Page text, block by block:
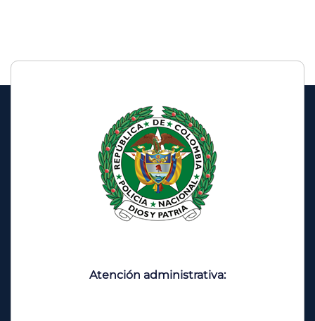
Atención administrativa: